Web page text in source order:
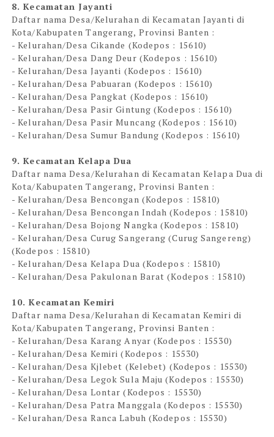
8. Kecamatan Jayanti
Daftar nama Desa/Kelurahan di Kecamatan Jayanti di
Kota/Kabupaten Tangerang, Provinsi Banten :
- Kelurahan/Desa Cikande (Kodepos : 15610)
- Kelurahan/Desa Dang Deur (Kodepos : 15610)
- Kelurahan/Desa Jayanti (Kodepos : 15610)
- Kelurahan/Desa Pabuaran (Kodepos : 15610)
- Kelurahan/Desa Pangkat (Kodepos : 15610)
- Kelurahan/Desa Pasir Gintung (Kodepos : 15610)
- Kelurahan/Desa Pasir Muncang (Kodepos : 15610)
- Kelurahan/Desa Sumur Bandung (Kodepos : 15610)
9. Kecamatan Kelapa Dua
Daftar nama Desa/Kelurahan di Kecamatan Kelapa Dua di
Kota/Kabupaten Tangerang, Provinsi Banten :
- Kelurahan/Desa Bencongan (Kodepos : 15810)
- Kelurahan/Desa Bencongan Indah (Kodepos : 15810)
- Kelurahan/Desa Bojong Nangka (Kodepos : 15810)
- Kelurahan/Desa Curug Sangerang (Curug Sangereng)
(Kodepos : 15810)
- Kelurahan/Desa Kelapa Dua (Kodepos : 15810)
- Kelurahan/Desa Pakulonan Barat (Kodepos : 15810)
10. Kecamatan Kemiri
Daftar nama Desa/Kelurahan di Kecamatan Kemiri di
Kota/Kabupaten Tangerang, Provinsi Banten :
- Kelurahan/Desa Karang Anyar (Kodepos : 15530)
- Kelurahan/Desa Kemiri (Kodepos : 15530)
- Kelurahan/Desa Kjlebet (Kelebet) (Kodepos : 15530)
- Kelurahan/Desa Legok Sula Maju (Kodepos : 15530)
- Kelurahan/Desa Lontar (Kodepos : 15530)
- Kelurahan/Desa Patra Manggala (Kodepos : 15530)
- Kelurahan/Desa Ranca Labuh (Kodepos : 15530)